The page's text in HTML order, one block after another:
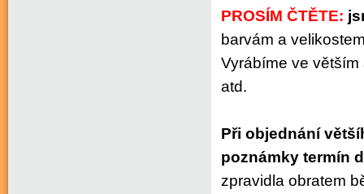
PROSÍM ČTĚTE:
barvám a
Vyrábíme ve
atd.
Při objednání
poznámky termín
zpravidla obratem